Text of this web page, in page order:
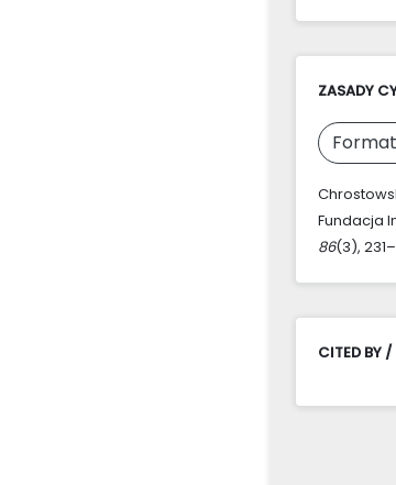
ZASADY
Fundacja
86(3),
CITED BY /